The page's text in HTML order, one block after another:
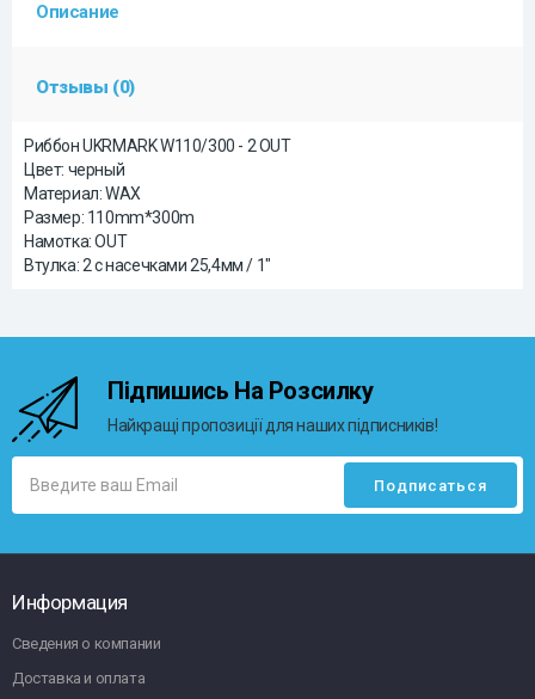
Описание
Отзывы (0)
Риббон UKRMARK W110/300 - 2 OUT
Цвет: черный
Материал: WAX
Размер: 110mm*300m
Намотка: OUT
Втулка: 2 с насечками 25,4мм / 1"
Підпишись На Розсилку
Найкращі пропозиції для наших підписників!
Информация
Сведения о компании
Доставка и оплата